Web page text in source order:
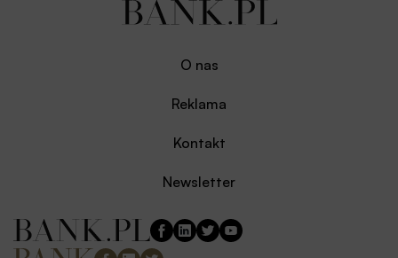
O nas
Reklama
Kontakt
Newsletter